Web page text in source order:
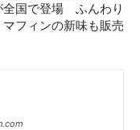
全国で登場 ふんわり
マフィンの新味も販売